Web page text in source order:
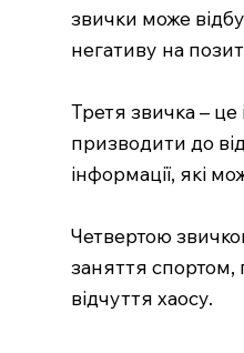
звички може
негативу на
Третя звичка –
призводити до
інформації, які
Четвертою
заняття спортом,
відчуття хаосу.